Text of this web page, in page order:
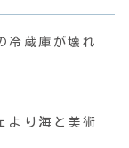
冷蔵庫が壊れ
より海と美術